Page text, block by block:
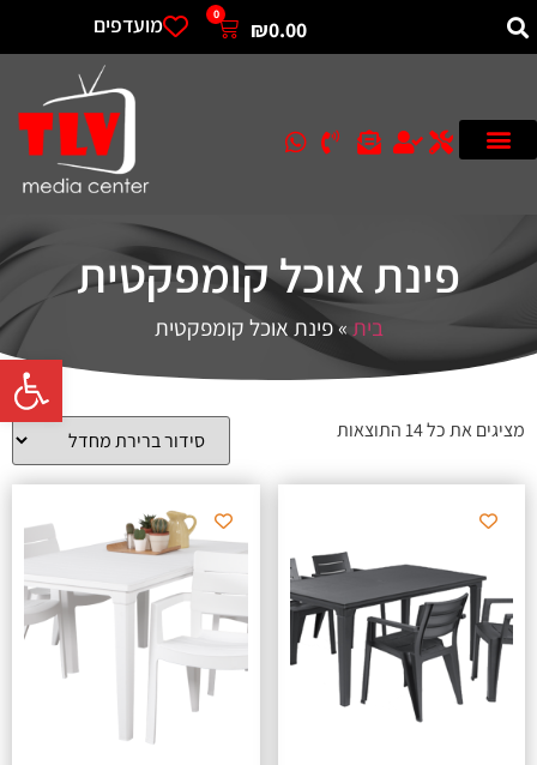
פתח
₪0.00
0 מועדפים
פינת אוכל קומפקטית
בית»פינת אוכל קומפקטית
מציגים את כל ⁦14⁩ התוצאות